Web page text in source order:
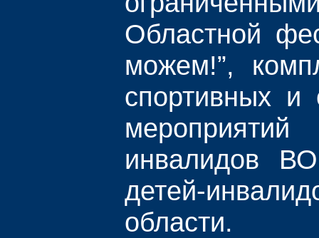
Областной
можем!”,
спортивных и
инвалидов
детей-
области.